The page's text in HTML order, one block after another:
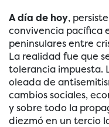
A día de hoy,
convivencia pacífica
peninsulares entre
La realidad fue que
tolerancia impuesta.
oleada de
cambios sociales,
y sobre todo la
diezmó en un tercio